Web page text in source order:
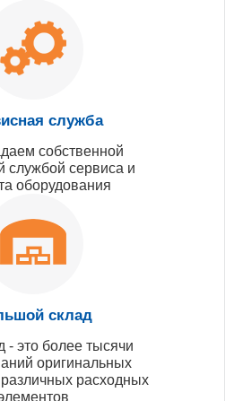
служба
собственной
службой сервиса и
оборудования
склад
- это более тысячи
оригинальных
расходных